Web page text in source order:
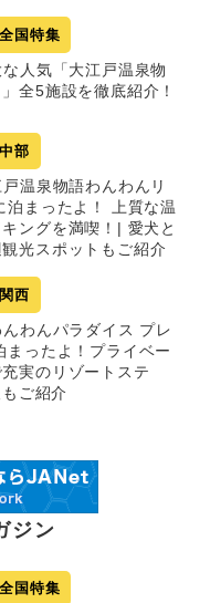
全国特集
人気「大江戸温泉物
全5施設を徹底紹介！
中部
温泉物語わんわんリ
泊まったよ！ 上質な温
ングを満喫！| 愛犬と
光スポットもご紹介
関西
わんパラダイス プレ
まったよ！プライベー
実のリゾートステ
ご紹介
ジン
全国特集